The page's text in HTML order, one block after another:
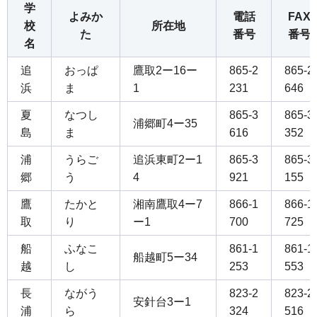
学
校
名
よみか
た
所在地
電話
番号
FAX
番号
追
浜
おっぱ
ま
鷹取2ー16ー
1
865-2
231
865-2
646
夏
島
なつし
ま
浦郷町4ー35
865-3
616
865-3
352
浦
郷
うらご
う
追浜東町2ー1
4
865-3
921
865-3
155
鷹
取
たかと
り
湘南鷹取4ー7
ー1
866-1
700
866-1
725
船
越
ふなこ
し
船越町5ー34
861-1
253
861-1
553
長
浦
ながう
ら
安針台3ー1
823-2
324
823-2
516